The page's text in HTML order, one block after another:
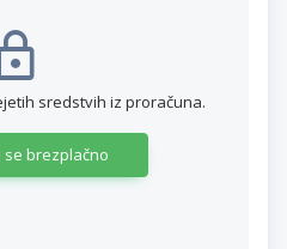
sredstvih iz proračuna.
se brezplačno